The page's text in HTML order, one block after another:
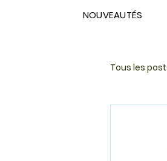
NOUVEAUTÉS
Tous les